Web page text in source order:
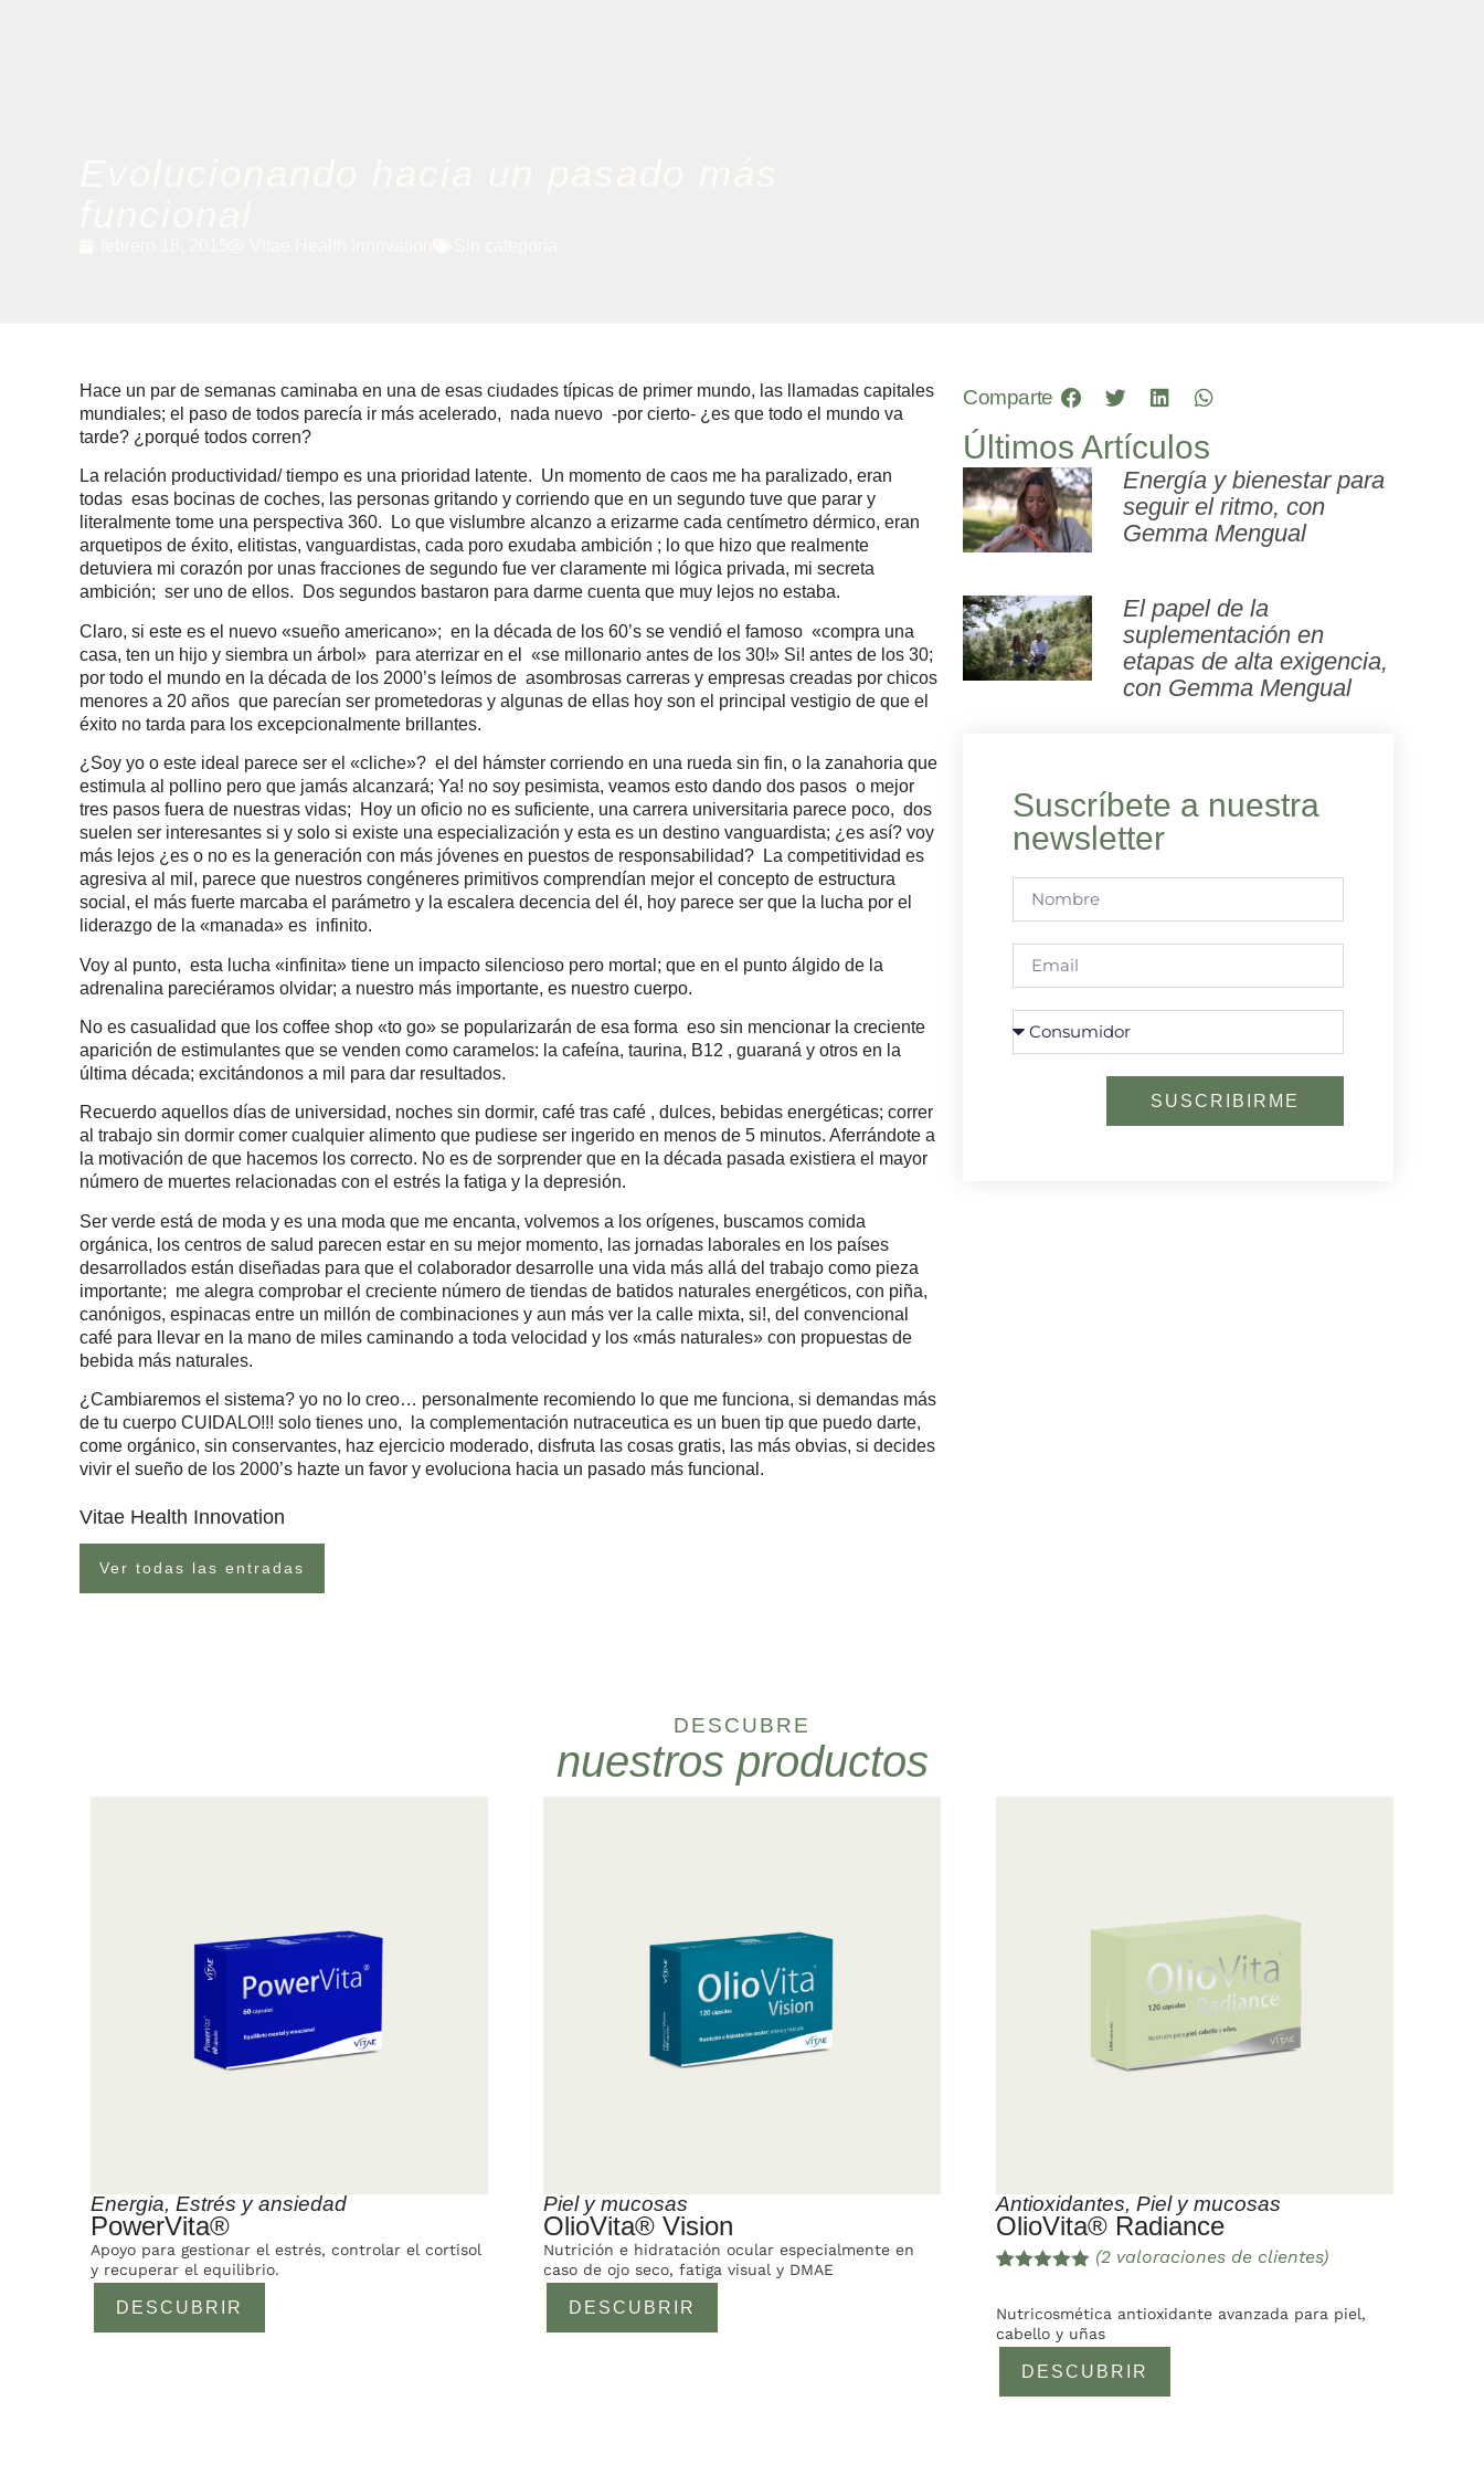
Hace un par de semanas caminaba en una de esas ciudades típicas de primer mundo, las llamadas capitales
mundiales; el paso de todos parecía ir más acelerado, nada nuevo -por cierto- ¿es que todo el mundo va
tarde? ¿porqué todos corren?
La relación productividad/ tiempo es una prioridad latente. Un momento de caos me ha paralizado, eran
todas esas bocinas de coches, las personas gritando y corriendo que en un segundo tuve que parar y
literalmente tome una perspectiva 360. Lo que vislumbre alcanzo a erizarme cada centímetro dérmico, eran
arquetipos de éxito, elitistas, vanguardistas, cada poro exudaba ambición ; lo que hizo que realmente
detuviera mi corazón por unas fracciones de segundo fue ver claramente mi lógica privada, mi secreta
ambición; ser uno de ellos. Dos segundos bastaron para darme cuenta que muy lejos no estaba.
Claro, si este es el nuevo «sueño americano»; en la década de los 60’s se vendió el famoso «compra una
casa, ten un hijo y siembra un árbol» para aterrizar en el «se millonario antes de los 30!» Si! antes de los 30;
por todo el mundo en la década de los 2000’s leímos de asombrosas carreras y empresas creadas por chicos
menores a 20 años que parecían ser prometedoras y algunas de ellas hoy son el principal vestigio de que el
éxito no tarda para los excepcionalmente brillantes.
¿Soy yo o este ideal parece ser el «cliche»? el del hámster corriendo en una rueda sin fin, o la zanahoria que
estimula al pollino pero que jamás alcanzará; Ya! no soy pesimista, veamos esto dando dos pasos o mejor
tres pasos fuera de nuestras vidas; Hoy un oficio no es suficiente, una carrera universitaria parece poco, dos
suelen ser interesantes si y solo si existe una especialización y esta es un destino vanguardista; ¿es así? voy
más lejos ¿es o no es la generación con más jóvenes en puestos de responsabilidad? La competitividad es
agresiva al mil, parece que nuestros congéneres primitivos comprendían mejor el concepto de estructura
social, el más fuerte marcaba el parámetro y la escalera decencia del él, hoy parece ser que la lucha por el
liderazgo de la «manada» es infinito.
Voy al punto, esta lucha «infinita» tiene un impacto silencioso pero mortal; que en el punto álgido de la
adrenalina pareciéramos olvidar; a nuestro más importante, es nuestro cuerpo.
No es casualidad que los coffee shop «to go» se popularizarán de esa forma eso sin mencionar la creciente
aparición de estimulantes que se venden como caramelos: la cafeína, taurina, B12 , guaraná y otros en la
última década; excitándonos a mil para dar resultados.
Recuerdo aquellos días de universidad, noches sin dormir, café tras café , dulces, bebidas energéticas; correr
al trabajo sin dormir comer cualquier alimento que pudiese ser ingerido en menos de 5 minutos. Aferrándote a
la motivación de que hacemos los correcto. No es de sorprender que en la década pasada existiera el mayor
número de muertes relacionadas con el estrés la fatiga y la depresión.
Ser verde está de moda y es una moda que me encanta, volvemos a los orígenes, buscamos comida
orgánica, los centros de salud parecen estar en su mejor momento, las jornadas laborales en los países
desarrollados están diseñadas para que el colaborador desarrolle una vida más allá del trabajo como pieza
importante; me alegra comprobar el creciente número de tiendas de batidos naturales energéticos, con piña,
canónigos, espinacas entre un millón de combinaciones y aun más ver la calle mixta, si!, del convencional
café para llevar en la mano de miles caminando a toda velocidad y los «más naturales» con propuestas de
bebida más naturales.
¿Cambiaremos el sistema? yo no lo creo… personalmente recomiendo lo que me funciona, si demandas más
de tu cuerpo CUIDALO!!! solo tienes uno, la complementación nutraceutica es un buen tip que puedo darte,
come orgánico, sin conservantes, haz ejercicio moderado, disfruta las cosas gratis, las más obvias, si decides
vivir el sueño de los 2000’s hazte un favor y evoluciona hacia un pasado más funcional.
Vitae Health Innovation
Ver todas las entradas
Comparte
Últimos Artículos
Energía y bienestar para
seguir el ritmo, con
Gemma Mengual
El papel de la
suplementación en
etapas de alta exigencia,
con Gemma Mengual
Suscríbete a nuestra
newsletter
SUSCRIBIRME
DESCUBRE
nuestros productos
Energia, Estrés y ansiedad
PowerVita®
DESCUBRIR
Apoyo para gestionar el estrés, controlar el cortisol
y recuperar el equilibrio.
Piel y mucosas
OlioVita® Vision
DESCUBRIR
Nutrición e hidratación ocular especialmente en
caso de ojo seco, fatiga visual y DMAE
Antioxidantes, Piel y mucosas
OlioVita® Radiance
DESCUBRIR
5 en base
a
s de
(2 valoraciones de clientes)
Nutricosmética antioxidante avanzada para piel,
cabello y uñas